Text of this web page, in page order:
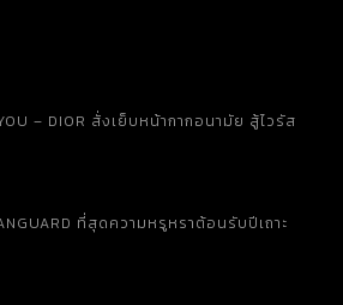
– DIOR สั่งเย็บหน้ากากอนามัย สู้ไวรัส
ที่สุดความหรูหราต้อนรับปีเถาะ